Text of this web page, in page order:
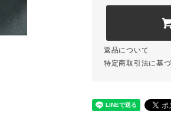
返品について
特定商取引法に基